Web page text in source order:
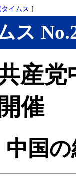
イムス ]
ス
産
催
中国